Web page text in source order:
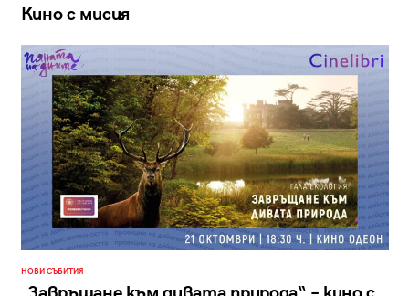
Кино с мисия
НОВИ СЪБИТИЯ